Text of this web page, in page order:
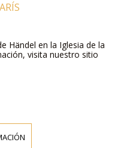
Händel en la Iglesia de la
visita nuestro sitio